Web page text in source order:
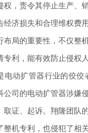
权，责令其停止生产、
经济损失和合理维权费
布局的重要性，不仅整
专利，能有效防止侵权
电动扩管器行业的佼佼
公司的电动扩管器涉嫌
取证、起诉。翔隆团队
整机专利，也侵犯了相